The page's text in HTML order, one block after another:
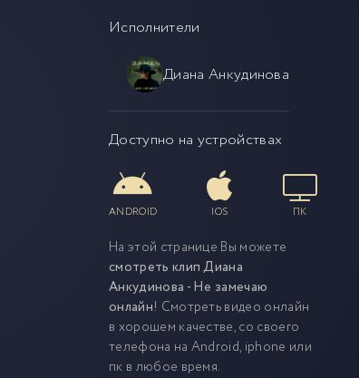
Исполнители
Диана Анкудинова
Доступно на устройствах
ANDROID IOS ПК
На этой странице Вы можете
смотреть клип Диана
Анкудинова - Не замечаю
онлайн! Смотреть видео онлайн
в хорошем качестве, со своего
телефона на Android, iphone или
пк в любое время.